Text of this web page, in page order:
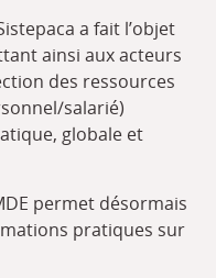
a fait l’objet
ainsi aux acteurs
des ressources
salarié)
globale et
permet désormais
pratiques sur